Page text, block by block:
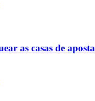
as casas de aposta